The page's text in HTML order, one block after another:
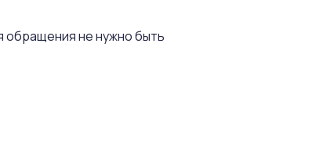
обращения не нужно быть